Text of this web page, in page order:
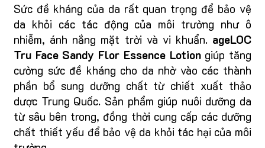
Sức đề kháng của da rất quan trọng để bảo vệ
da khỏi các tác động của môi trường như ô
nhiễm, ánh nắng mặt trời và vi khuẩn. ageLOC
Tru Face Sandy Flor Essence Lotiongiúp tăng
cường sức đề kháng cho da nhờ vào các thành
phần bổ sung dưỡng chất từ chiết xuất thảo
dược Trung Quốc. Sản phẩm giúp nuôi dưỡng da
từ sâu bên trong, đồng thời cung cấp các dưỡng
chất thiết yếu để bảo vệ da khỏi tác hại của môi